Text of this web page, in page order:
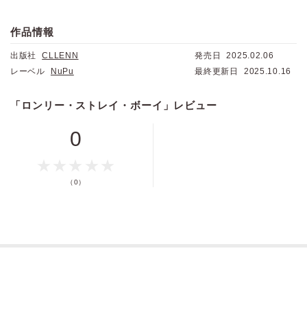
と身体の関係を迫られて！？
る自分もいて・・・。
なんでこんな年下の子に惹き込まれそうになってんだ・・・！？
――「お人好し」と呼ばれ、会社で良いようにこき使われている社畜サ
ラリーマン、吉住尚（よしずみなお）。
チンピラから逃げてきた青年・芹澤怜央（せりざわれお）だった！
と身体の関係を迫られて！？
はじめは年上として突き放せていたけど、だんだんと怜央に絆されてい
野良犬系年下イケメン×お人好し社畜リーマンの絆され同居ラブ開幕！
作品情報
出版社
CLLENN
レーベル
NuPu
発売日
2025.02.06
最終更新日
2025.10.16
「ロンリー・ストレイ・ボーイ」レビュー
0
（0）